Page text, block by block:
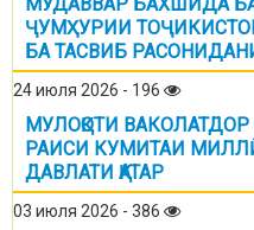
ҶУМҲУРИИ
БА ТАСВИБ
24 июля 2026 - 196
МУЛОҚОТИ ВАКОЛАТДОР
РАИСИ КУМИТАИ МИЛЛӢ
ДАВЛАТИ ҚАТАР
03 июля 2026 - 386